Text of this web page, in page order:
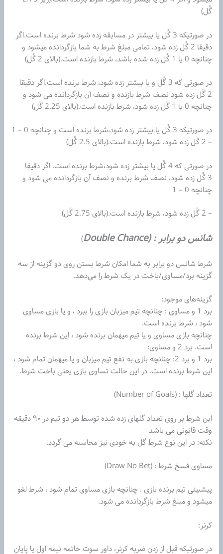
گًل)
در صورتیکه 3 گًل یا بیشتر در مسابقه زده شود شرط برنده است.اگر
دقیقا 2 گًل زده شود، تمامی‌ مبلغ شرط به شما بازگردانده میشود و
چنانچه 0 یا 1 گًل زده شده باشد، شرط بازنده است.(بالای 2 گًل)
در صورتی که 3 گًل و یا بیشتر زده شود، شرط برنده است.اگر دقیقا
2 گًل زده شود نصف شرط بازنده و نصف آن بازگردانده می شود و
چنانچه 0 یا 1 گًل زده شود، شرط بازنده است.(بالای 2.25 گًل)
در صورتیکه 3 گًل یا بیشتر زده شود،شرط برنده است و چنانچه 0 – 1
– 2 گل زده شود، شرط بازنده است.(بالای 2.5 گًل)
در صورتی که 4 گًل یا بیشتر زده شود،شرط برنده است. اگر دقیقا
3 گًل زده شود، نصف شرط برنده و نصف آن بازگردانده می شود و
چنانچه 0 – 1
– 2 گًل زده شود، شرط بازنده است.(بالای 2.75 گًل)
شانس دو برابر : (Double Chance )
شرط شانس دو برابر به شما امکان شرط بستن روی دو گزینه از سه
گزینه برد/مساوی/باخت در یک شرط را می‌دهد.
گزینه‌های موجود:
برد 1 و مساوی : چنانچه تیم‌ میزبان بازی را ببرد ، و یا بازی مساوی
شود ، شرط برنده است.
چنانچه بازی مساوی و یا تیم‌ میهمان برنده شود ، این شرط برنده
است. برد 2 و مساوی:
برد 1 و برد 2: چنانچه بازی به نفع تیم‌ میزبان و یا میهمان تمام شود ،
این شرط برنده است. در این حالت تساوی بازی یعنی باخت شرط.
تعداد گلها : (Number of Goals)
این شرط بر روی تعداد گلهای زده شده توسط هر دو تیم‌ در ۹۰ دقیقه
وقت قانونی می باشد
نکته: در این نوع شرط گل به خودی نیز محاسبه می گردد.
مساوی فسخ شرط : (Draw No Bet)
پیشبینی‌ تیم‌ برنده بازی . چنانچه بازی مساوی تمام شود ، شرط لغو
میشود و مبلغ شرط بازگردانده می شود.
کرنر:
در صورتیکه قبل از زدن ضربه کرنر، داور سوت خاتمه نیمه اول یا پایان